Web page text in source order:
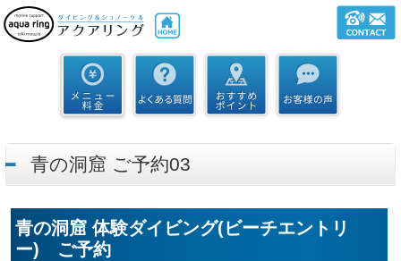
青の洞窟 ご予約03
青の洞窟 体験ダイビング(ビーチエントリ
ー) ご予約